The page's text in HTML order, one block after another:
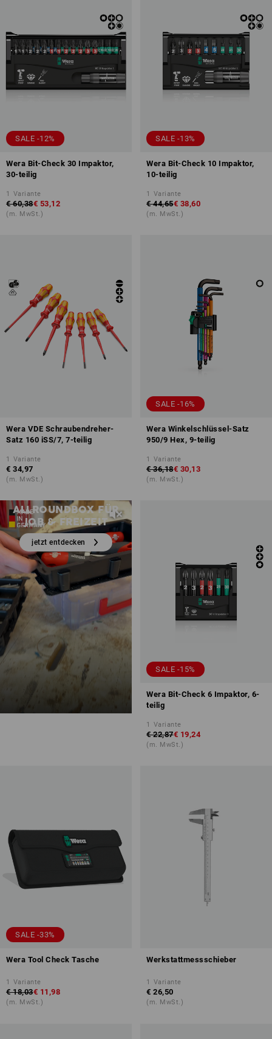
SALE -12%
Wera Bit-Check 30 Impaktor,
30-teilig
1 Variante
€ 60,38€ 53,12
(m. MwSt.)
SALE -13%
Wera Bit-Check 10 Impaktor,
10-teilig
1 Variante
€ 44,65€ 38,60
(m. MwSt.)
Wera VDE Schraubendreher-
Satz 160 iSS/7, 7-teilig
1 Variante
€ 34,97
(m. MwSt.)
SALE -16%
Wera Winkelschlüssel-Satz
950/9 Hex, 9-teilig
1 Variante
€ 36,18€ 30,13
(m. MwSt.)
ALLROUNDBOX FÜR
JOB & FREIZEIT
jetzt entdecken
SALE -15%
Wera Bit-Check 6 Impaktor, 6-
teilig
1 Variante
€ 22,87€ 19,24
(m. MwSt.)
SALE -33%
Wera Tool Check Tasche
1 Variante
€ 18,03€ 11,98
(m. MwSt.)
Werkstattmessschieber
1 Variante
€ 26,50
(m. MwSt.)